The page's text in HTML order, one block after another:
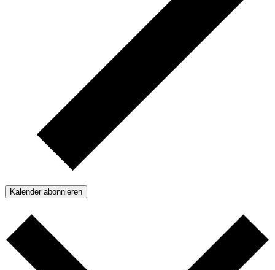
Kalender abonnieren